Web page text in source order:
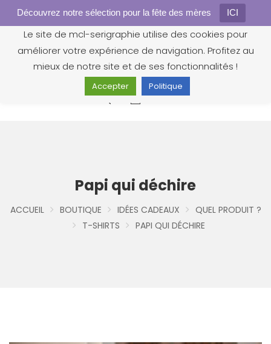
Découvrez notre sélection pour la fête des mères ICI
0
Papi qui déchire
ACCUEIL BOUTIQUE IDÉES CADEAUX
QUEL PRODUIT ?
T-SHIRTS
PAPI QUI DÉCHIRE
Gestion des cookies
Le site de mcl-serigraphie utilise des cookies pour
améliorer votre expérience de navigation. Profitez au
mieux de notre site et de ses fonctionnalités !
Accepter Politique